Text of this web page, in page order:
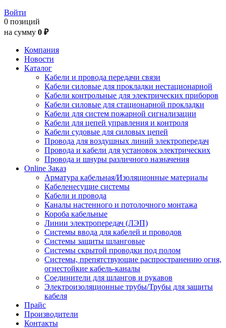
Войти
0 позиций
на сумму 0 ₽
Компания
Новости
Каталог
Кабели и провода передачи связи
Кабели силовые для прокладки нестационарной
Кабели контрольные для электрических приборов
Кабели силовые для стационарной прокладки
Кабели для систем пожарной сигнализации
Кабели для цепей управления и контроля
Кабели судовые для силовых цепей
Провода для воздушных линий электропередач
Провода и кабели для установок электрических
Провода и шнуры различного назначения
Online Заказ
Арматура кабельная/Изоляционные материалы
Кабеленесущие системы
Кабели и провода
Каналы настенного и потолочного монтажа
Короба кабельные
Линии электропередач (ЛЭП)
Системы ввода для кабелей и проводов
Системы защиты шланговые
Системы скрытой проводки под полом
Системы, препятствующие распространению огня,
огнестойкие кабель-каналы
Соединители для шлангов и рукавов
Электроизоляционные трубы/Трубы для защиты
кабеля
Прайс
Производители
Контакты